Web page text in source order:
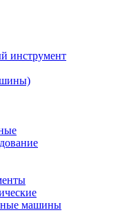
инструмент
машины